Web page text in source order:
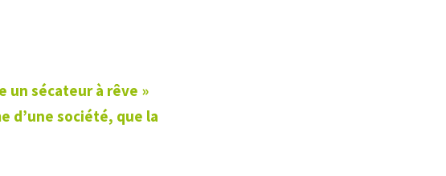
un sécateur à rêve »
d’une société, que la